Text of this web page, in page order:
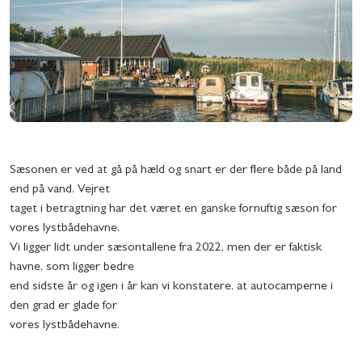
Sæsonen er ved at gå på hæld og snart er der flere både på land
end på vand. Vejret
taget i betragtning har det været en ganske fornuftig sæson for
vores lystbådehavne.
Vi ligger lidt under sæsontallene fra 2022, men der er faktisk
havne, som ligger bedre
end sidste år og igen i år kan vi konstatere, at autocamperne i
den grad er glade for
vores lystbådehavne.